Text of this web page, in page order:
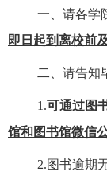
一、 请各学
即日起到离校前
二、请告知
1.可通过图
馆和图书馆微信
2.图书逾期